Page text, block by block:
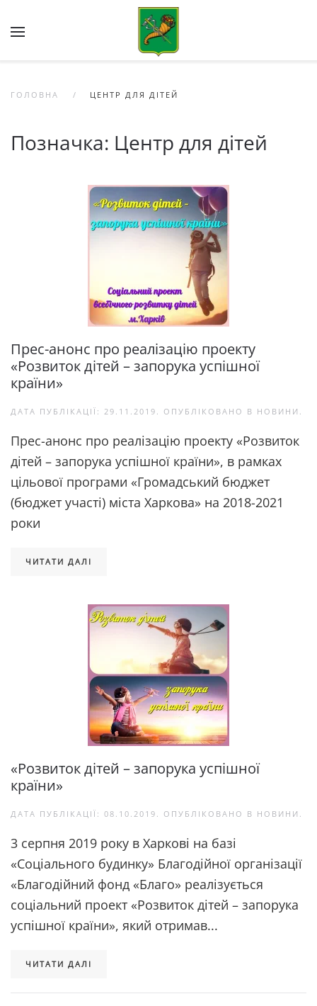
Skip to main content
ГОЛОВНА ЦЕНТР ДЛЯ ДІТЕЙ
Позначка: Центр для дітей
Прес-анонс про реалізацію проекту
«Розвиток дітей – запорука успішної
країни»
ДАТА ПУБЛІКАЦІЇ: 29.11.2019 . ОПУБЛІКОВАНО В НОВИНИ .
Прес-анонс про реалізацію проекту «Розвиток
дітей – запорука успішної країни», в рамках
цільової програми «Громадський бюджет
(бюджет участі) міста Харкова» на 2018-2021
роки
ЧИТАТИ ДАЛІ
«Розвиток дітей – запорука успішної
країни»
ДАТА ПУБЛІКАЦІЇ: 08.10.2019 . ОПУБЛІКОВАНО В НОВИНИ .
3 серпня 2019 року в Харкові на базі
«Соціального будинку» Благодійної організації
«Благодійний фонд «Благо» реалізується
соціальний проект «Розвиток дітей – запорука
успішної країни», який отримав...
ЧИТАТИ ДАЛІ